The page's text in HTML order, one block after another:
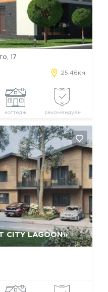
17
25.46км
коттедж рекомендуем
Отмена
CITY LAGOON»